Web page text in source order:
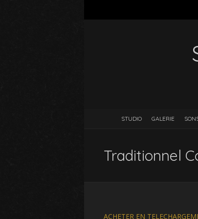
STUDIO GALERIE
Traditionnel
ACHETER EN